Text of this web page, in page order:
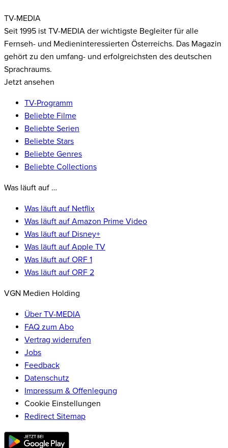
TV-MEDIA
Seit 1995 ist TV-MEDIA der wichtigste Begleiter für alle
Fernseh- und Medieninteressierten Österreichs. Das Magazin
gehört zu den umfang- und erfolgreichsten des deutschen
Sprachraums.
Jetzt ansehen
TV-Programm
Beliebte Filme
Beliebte Serien
Beliebte Stars
Beliebte Genres
Beliebte Collections
Was läuft auf …
Was läuft auf Netflix
Was läuft auf Amazon Prime Video
Was läuft auf Disney+
Was läuft auf Apple TV
Was läuft auf ORF 1
Was läuft auf ORF 2
VGN Medien Holding
Über TV-MEDIA
FAQ zum Abo
Vertrag widerrufen
Jobs
Feedback
Datenschutz
Impressum & Offenlegung
Cookie Einstellungen
Redirect Sitemap